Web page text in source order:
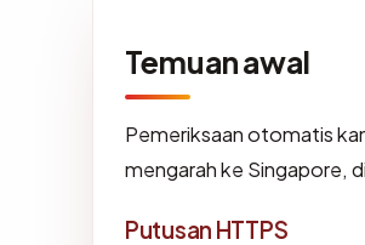
Temuan awal
Pemeriksaan otomatis
mengarah ke Singapore,
Putusan HTTPS